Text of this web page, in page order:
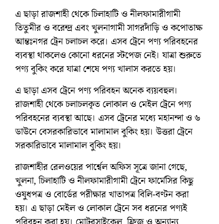
এ ছাড়া রাজশাহী থেকে চিলাহাটি ও নীলফামারীগামী
তিতুমীর ও বরেন্দ্র এবং খুলনাগামী সাগরদাঁড়ি ও কপোতাক্ষ
আন্তঃনগর ট্রেন চলাচল করে। এসব ট্রেনে পণ্য পরিবহনের
ব্যবস্থা থাকলেও কোনো ধরনের স্টপেজ নেই। যাত্রা শুরুতে
পণ্য বুকিং করে যাত্রা শেষে পণ্য খালাস করতে হয়।
এ ছাড়া এসব ট্রেনে পণ্য পরিবহন অনেক ব্যয়বহুল।
রাজশাহী থেকে চলাচলকৃত লোকাল ও মেইল ট্রেনে পণ্য
পরিবহনের ব্যবস্থা আছে। এসব ট্রেনের মধ্যে মহানন্দা ও ৬
ডাউনে বেসরকারিভাবে মালামাল বুকিং হয়। উত্তরা ট্রেনে
সরকারিভাবে মালামাল বুকিং হয়।
রাজশাহীর রেলওয়ের পার্শ্বেল অফিস সূত্রে জানা গেছে,
খুলনা, চিলাহাটি ও নীলফামারীগামী ট্রেনে ফার্মেসির কিছু
ওষুধপত্র ও বোর্ডের পরীক্ষার খাতাপত্র বিলি-বণ্টন করা
হয়। এ ছাড়া মেইল ও লোকাল ট্রেনে সব ধরনের পণ্যই